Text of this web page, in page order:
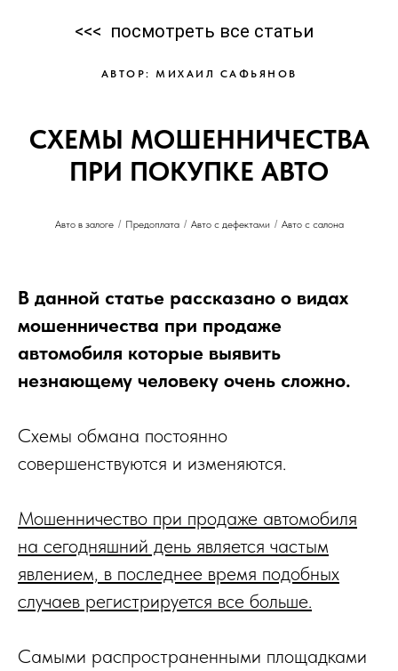
<<< посмотреть все статьи
АВТОР: МИХАИЛ САФЬЯНОВ
СХЕМЫ МОШЕННИЧЕСТВА
ПРИ ПОКУПКЕ АВТО
Авто в залоге / Предоплата / Авто с дефектами / Авто с салона
В данной статье рассказано о видах
мошенничества при продаже
автомобиля которые выявить
незнающему человеку очень сложно.
Схемы обмана постоянно
совершенствуются и изменяются.
Мошенничество при продаже автомобиля
на сегодняшний день является частым
явлением, в последнее время подобных
случаев регистрируется все больше.
Самыми распространенными площадками